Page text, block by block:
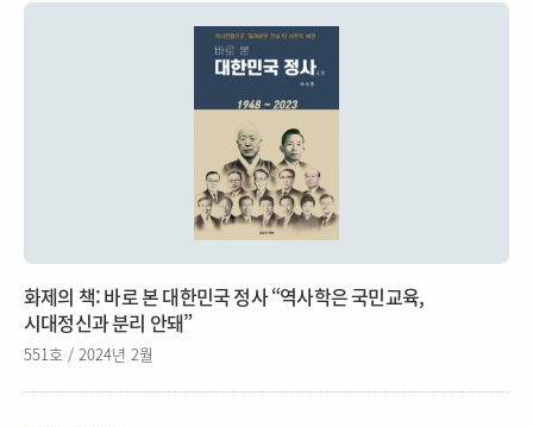
화제의 책: 바로 본 대한민국 정사 “역사학은 국민교육,
시대정신과 분리 안돼”
551호 / 2024년 2월